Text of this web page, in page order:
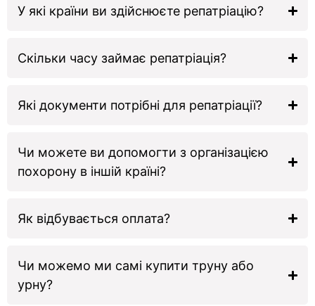
У які країни ви здійснюєте репатріацію?
Скільки часу займає репатріація?
Які документи потрібні для репатріації?
Чи можете ви допомогти з організацією
похорону в іншій країні?
Як відбувається оплата?
Чи можемо ми самі купити труну або
урну?